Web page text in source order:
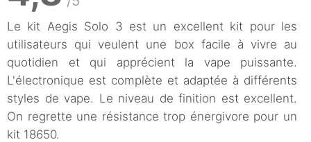
Le kit Aegis Solo 3 est un excellent kit pour les
utilisateurs qui veulent une box facile à vivre au
quotidien et qui apprécient la vape puissante.
L'électronique est complète et adaptée à différents
styles de vape. Le niveau de finition est excellent.
On regrette une résistance trop énergivore pour un
kit 18650.